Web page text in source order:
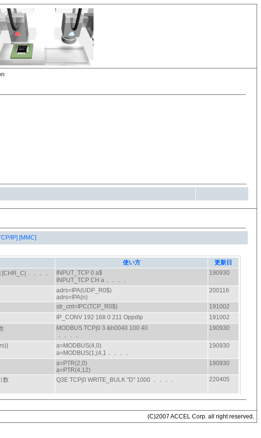
IP] [MMC]
(C)2007 ACCEL Corp. all right reserved.